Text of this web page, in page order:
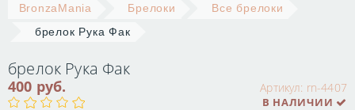
BronzaMania Брелоки
Все брелоки
брелок Рука Фак
брелок Рука Фак
Артикул: rn-4407
400 руб.
В НАЛИЧИИ